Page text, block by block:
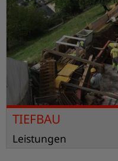
TIEFBAU
Leistungen